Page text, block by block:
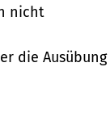
nicht
die Ausübung